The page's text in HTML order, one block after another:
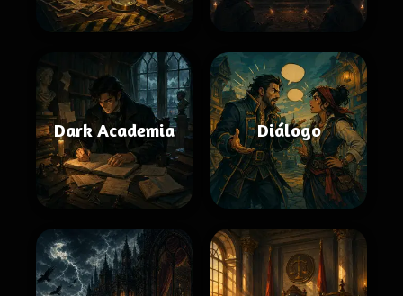
Dark Academia Diálogo